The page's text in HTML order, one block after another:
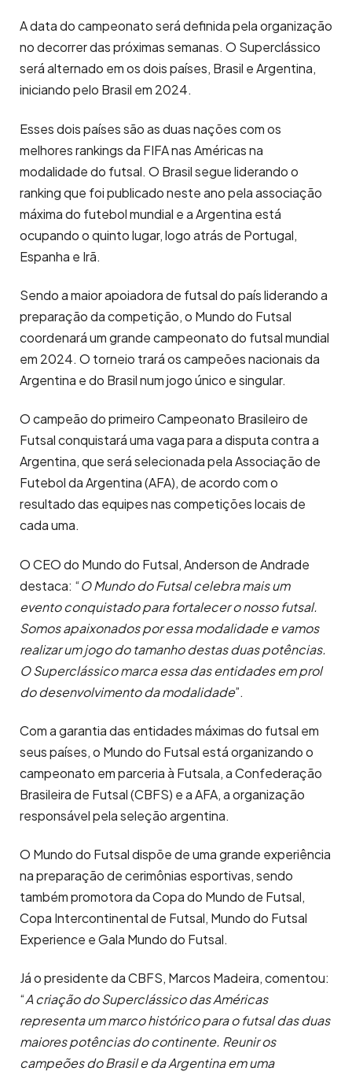
A data do campeonato será definida pela organização
no decorrer das próximas semanas. O Superclássico
será alternado em os dois países, Brasil e Argentina,
iniciando pelo Brasil em 2024.
Esses dois países são as duas nações com os
melhores rankings da FIFA nas Américas na
modalidade do futsal. O Brasil segue liderando o
ranking que foi publicado neste ano pela associação
máxima do futebol mundial e a Argentina está
ocupando o quinto lugar, logo atrás de Portugal,
Espanha e Irã.
Sendo a maior apoiadora de futsal do país liderando a
preparação da competição, o Mundo do Futsal
coordenará um grande campeonato do futsal mundial
em 2024. O torneio trará os campeões nacionais da
Argentina e do Brasil num jogo único e singular.
O campeão do primeiro Campeonato Brasileiro de
Futsal conquistará uma vaga para a disputa contra a
Argentina, que será selecionada pela Associação de
Futebol da Argentina (AFA), de acordo com o
resultado das equipes nas competições locais de
cada uma.
O CEO do Mundo do Futsal, Anderson de Andrade
destaca: “O Mundo do Futsal celebra mais um
evento conquistado para fortalecer o nosso futsal.
Somos apaixonados por essa modalidade e vamos
realizar um jogo do tamanho destas duas potências.
O Superclássico marca essa das entidades em prol
do desenvolvimento da modalidade”.
Com a garantia das entidades máximas do futsal em
seus países, o Mundo do Futsal está organizando o
campeonato em parceria à Futsala, a Confederação
Brasileira de Futsal (CBFS) e a AFA, a organização
responsável pela seleção argentina.
O Mundo do Futsal dispõe de uma grande experiência
na preparação de cerimônias esportivas, sendo
também promotora da Copa do Mundo de Futsal,
Copa Intercontinental de Futsal, Mundo do Futsal
Experience e Gala Mundo do Futsal.
Já o presidente da CBFS, Marcos Madeira, comentou:
“A criação do Superclássico das Américas
representa um marco histórico para o futsal das duas
maiores potências do continente. Reunir os
campeões do Brasil e da Argentina em uma